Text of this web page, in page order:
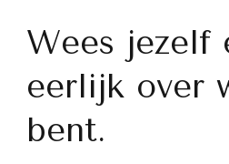
Wees jezelf
eerlijk over
bent.